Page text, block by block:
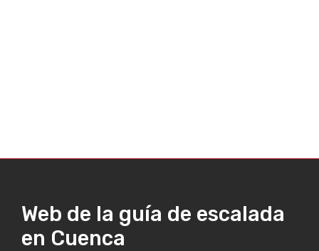
Web de la guía de escalada
en Cuenca